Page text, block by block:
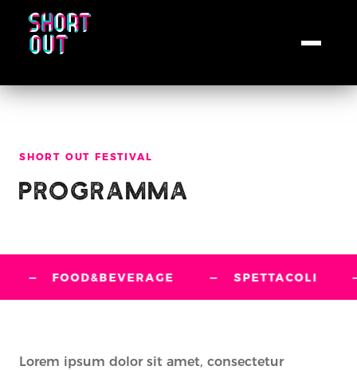
SHORT OUT FESTIVAL
PROGRAMMA
FOOD&BEVERAGE — SPETTACOLI —
Lorem ipsum dolor sit amet, consectetur